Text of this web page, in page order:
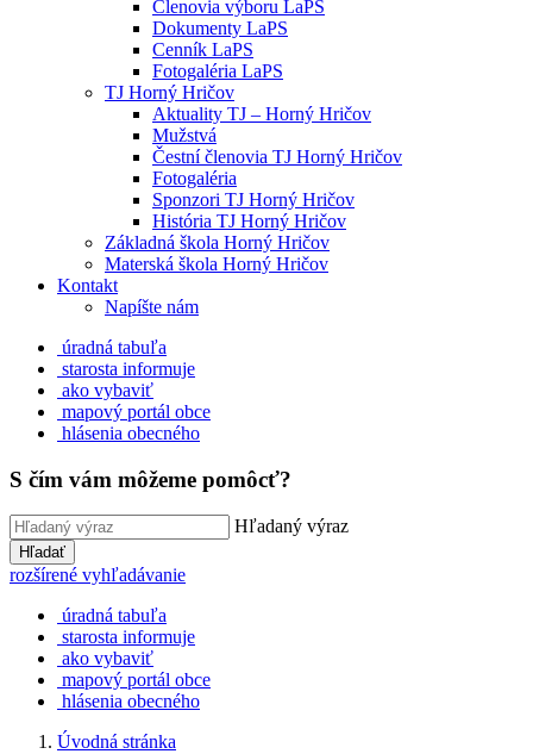
Členovia výboru LaPS
Dokumenty LaPS
Cenník LaPS
Fotogaléria LaPS
TJ Horný Hričov
Aktuality TJ – Horný Hričov
Mužstvá
Čestní členovia TJ Horný Hričov
Fotogaléria
Sponzori TJ Horný Hričov
História TJ Horný Hričov
Základná škola Horný Hričov
Materská škola Horný Hričov
Kontakt
Napíšte nám
úradná tabuľa
starosta informuje
ako vybaviť
mapový portál obce
hlásenia obecného
S čím vám môžeme pomôcť?
Hľadaný výraz
Hľadať
rozšírené vyhľadávanie
úradná tabuľa
starosta informuje
ako vybaviť
mapový portál obce
hlásenia obecného
Úvodná stránka